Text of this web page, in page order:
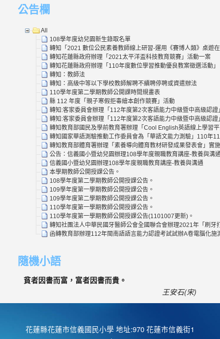
公告欄
All
108學年度幼兒園新生錄取名單
轉知「2021 數位公民素養教師線上研習-運用《賽博人類》桌遊
轉知花蓮縣政府辦理「2021太平洋盃科技教育競賽」活動一案
轉知花蓮縣政府辦理「110年度數位學習推動優良教案徵選活動」
轉知：教師法
轉知：高級中等以下學校教師解聘不續聘停聘或資遣辦法
110學年度第二學期教師公開課時間規畫表
縣 112 年度「親子寒假拒毒繪本創作競賽」活動
轉知:客家委員會辦理「112年度第2次客語能力中級暨中高級認
轉知:客家委員會辦理「112年度第2次客語能力中級暨中高級認
轉知教育部國民及學前教育署辦理「Cool English英語線上學習
轉知國家華語測驗推動工作委員會為「華語文能力測驗」110年
轉知教育部體育署辦理「素養導向體育教材研發成果發表會」實
公告：信義國小暨幼兒園辦理108學年度親職教育講座-教養與溝
信義國小暨幼兒園辦理108學年度親職教育講座-教養與溝通
本學期教師公開授課公告。
108學年度第二學期教師公開授課公告。
109學年度第一學期教師公開授課公告。
109學年度第二學期教師公開授課公告。
110學年度第一學期教師公開授課公告。
110學年度第一學期教師公開授課公告(1101007更新)。
轉知社團法人中華民國牙醫師公會全國聯合會辦理2021年「刷牙
函轉教育部辦理112年閩南語語言能力認證考試試辦A卷電腦化
隨機小語
貧者因書而富，富者因書而貴。
王安石(宋)
花蓮縣花蓮市信義國民小學 地址:970 花蓮市信義街1